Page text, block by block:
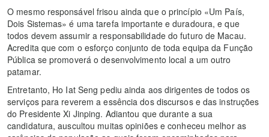
O mesmo responsável frisou ainda que o princípio «Um País,
Dois Sistemas» é uma tarefa importante e duradoura, e que
todos devem assumir a responsabilidade do futuro de Macau.
Acredita que com o esforço conjunto de toda equipa da Função
Pública se promoverá o desenvolvimento local a um outro
patamar.
Entretanto, Ho Iat Seng pediu ainda aos dirigentes de todos os
serviços para reverem a essência dos discursos e das instruções
do Presidente Xi Jinping. Adiantou que durante a sua
candidatura, auscultou muitas opiniões e conheceu melhor as